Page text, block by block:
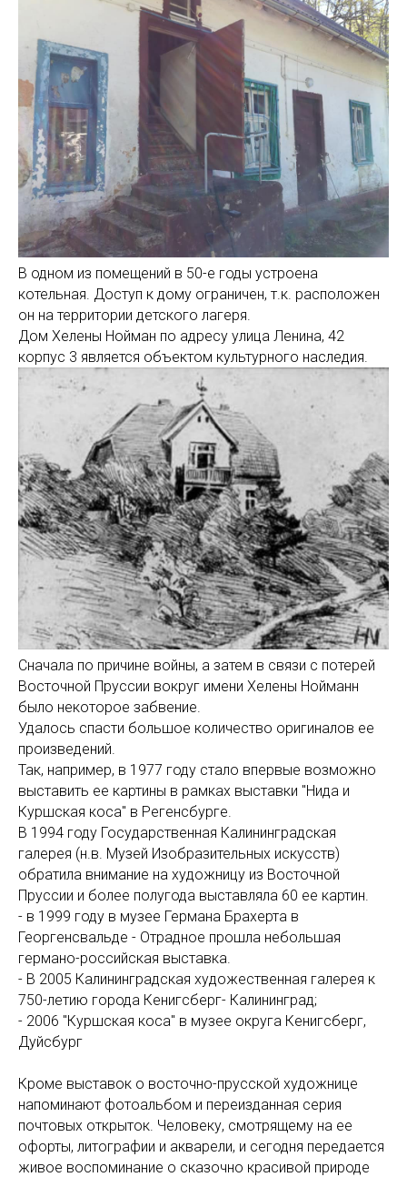
В одном из помещений в 50-е годы устроена
котельная. Доступ к дому ограничен, т.к. расположен
он на территории детского лагеря.
Дом Хелены Нойман по адресу улица Ленина, 42
корпус 3 является объектом культурного наследия.
Сначала по причине войны, а затем в связи с потерей
Восточной Пруссии вокруг имени Хелены Нойманн
было некоторое забвение.
Удалось спасти большое количество оригиналов ее
произведений.
Так, например, в 1977 году стало впервые возможно
выставить ее картины в рамках выставки "Нида и
Куршская коса" в Регенсбурге.
В 1994 году Государственная Калининградская
галерея (н.в. Музей Изобразительных искусств)
обратила внимание на художницу из Восточной
Пруссии и более полугода выставляла 60 ее картин.
- в 1999 году в музее Германа Брахерта в
Георгенсвальде - Отрадное прошла небольшая
германо-российская выставка.
- В 2005 Калининградская художественная галерея к
750-летию города Кенигсберг- Калининград;
- 2006 "Куршская коса" в музее округа Кенигсберг,
Дуйсбург
Кроме выставок о восточно-прусской художнице
напоминают фотоальбом и переизданная серия
почтовых открыток. Человеку, смотрящему на ее
офорты, литографии и акварели, и сегодня передается
живое воспоминание о сказочно красивой природе